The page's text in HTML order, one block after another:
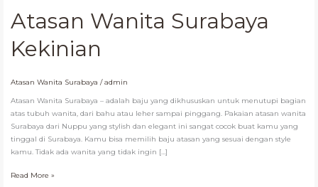
Atasan Wanita Surabaya
Kekinian
Atasan Wanita Surabaya /admin
Atasan Wanita Surabaya – adalah baju yang dikhususkan untuk menutupi bagian
atas tubuh wanita, dari bahu atau leher sampai pinggang. Pakaian atasan wanita
Surabaya dari Nuppu yang stylish dan elegant ini sangat cocok buat kamu yang
tinggal di Surabaya. Kamu bisa memilih baju atasan yang sesuai dengan style
kamu. Tidak ada wanita yang tidak ingin […]
Read More »